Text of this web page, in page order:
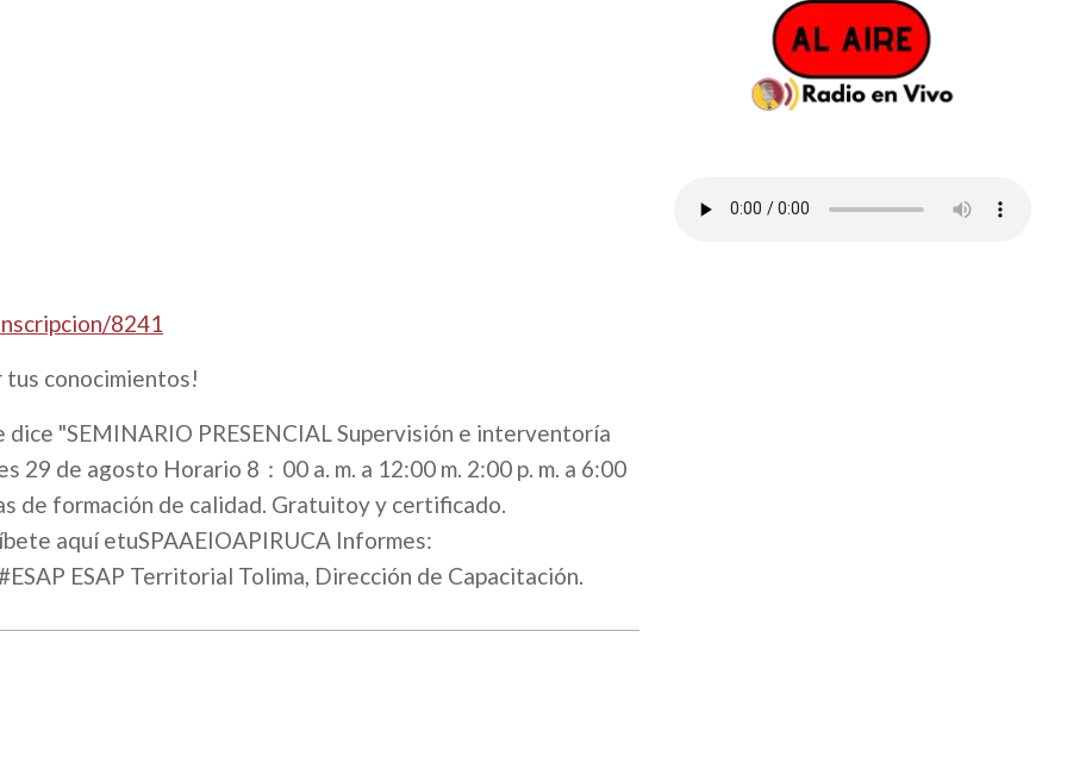
8241
conocimientos!